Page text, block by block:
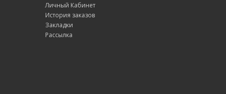
Личный Кабинет
История заказов
Закладки
Рассылка